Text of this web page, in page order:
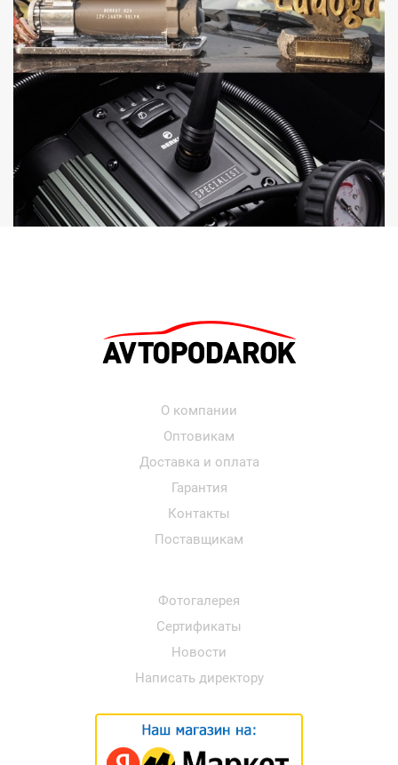
О компании
Оптовикам
Доставка и оплата
Гарантия
Контакты
Поставщикам
Фотогалерея
Сертификаты
Новости
Написать директору